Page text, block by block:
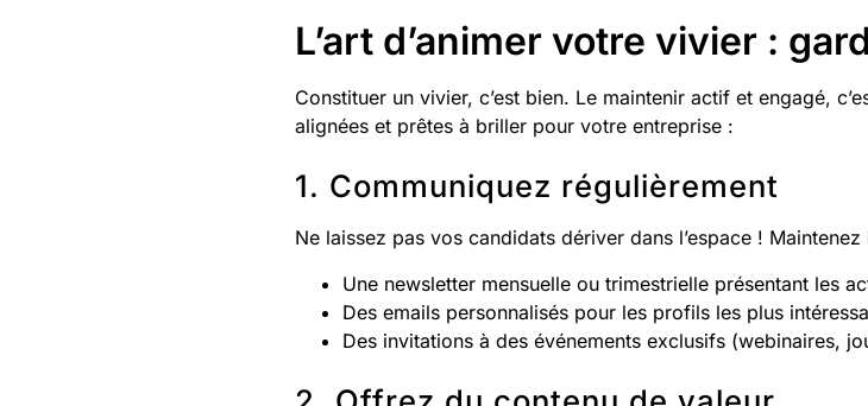
L’art d’animer votre vivier :
Constituer un vivier, c’est bien. Le maintenir actif et engagé,
alignées et prêtes à briller pour votre entreprise :
1. Communiquez régulièrement
Ne laissez pas vos candidats dériver dans l’espace !
Une newsletter mensuelle ou trimestrielle présentant les
Des emails personnalisés pour les profils les plus
Des invitations à des événements exclusifs (webinaires,